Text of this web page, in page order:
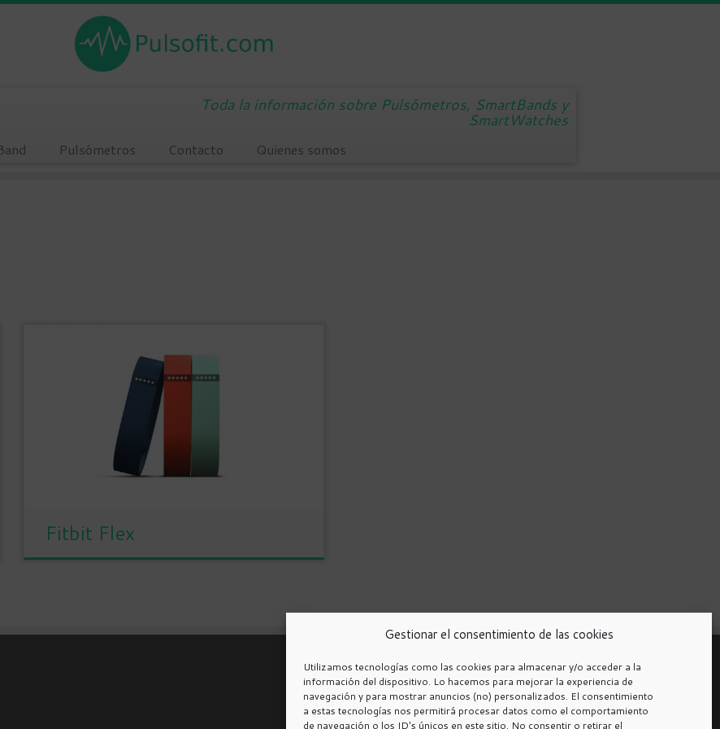
Gestionar el consentimiento de las cookies
Utilizamos tecnologías como las cookies para almacenar y/o acceder a la
información del dispositivo. Lo hacemos para mejorar la experiencia de
navegación y para mostrar anuncios (no) personalizados. El consentimiento
a estas tecnologías nos permitirá procesar datos como el comportamiento
de navegación o los ID's únicos en este sitio. No consentir o retirar el
Toda la información sobre Pulsómetros, SmartBands y
SmartWatches
Pulsómetros Contacto Quienes somos
Fitbit Flex